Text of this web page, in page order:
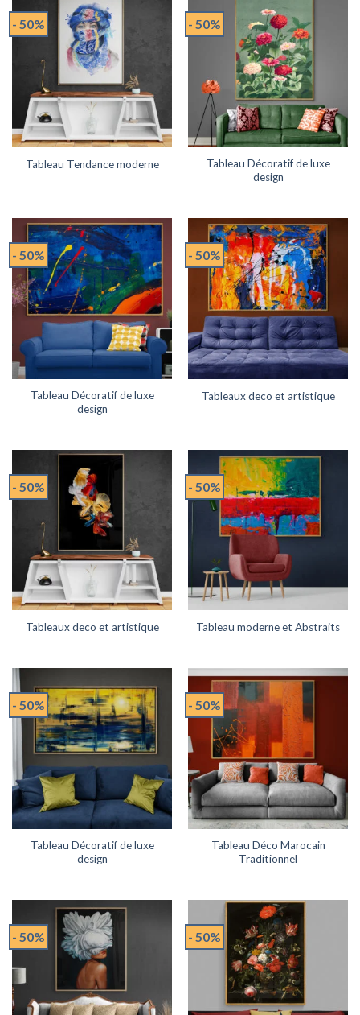
- 50%
Tableau Tendance moderne
- 50%
Tableau Décoratif de luxe
design
- 50%
Tableau Décoratif de luxe
design
- 50%
Tableaux deco et artistique
- 50%
Tableaux deco et artistique
- 50%
Tableau moderne et Abstraits
- 50%
Tableau Décoratif de luxe
design
- 50%
Tableau Déco Marocain
Traditionnel
- 50% - 50%